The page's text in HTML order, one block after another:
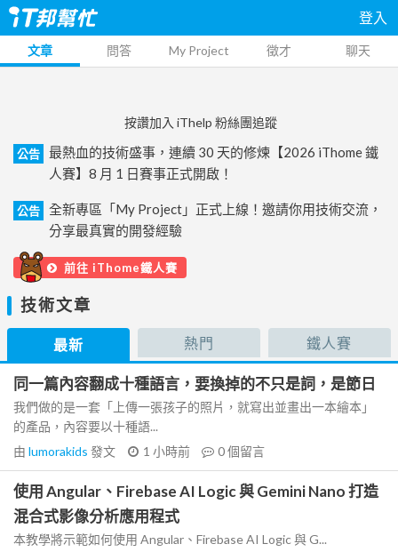
登入
文章 問答 My Project 徵才 聊天
按讚加入 iThelp 粉絲團追蹤
公告
最熱血的技術盛事，連續 30 天的修煉【2026 iThome 鐵
人賽】8 月 1 日賽事正式開啟！
公告
全新專區「My Project」正式上線！邀請你用技術交流，
分享最真實的開發經驗
前往 iThome鐵人賽
技術文章
最新 熱門 鐵人賽
同一篇內容翻成十種語言，要換掉的不只是詞，是節日
我們做的是一套「上傳一張孩子的照片，就寫出並畫出一本繪本」
的產品，內容要以十種語...
由 lumorakids 發文 1 小時前 0個留言
使用 Angular、Firebase AI Logic 與 Gemini Nano 打造
混合式影像分析應用程式
本教學將示範如何使用 Angular、Firebase AI Logic 與 G...